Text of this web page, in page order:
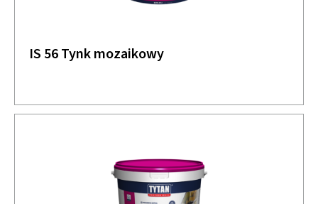
IS 56 Tynk mozaikowy